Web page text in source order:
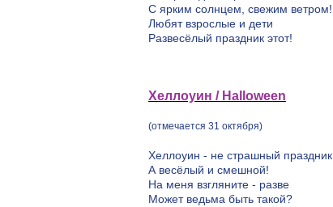
С ярким солнцем, свежим ветром!
Любят взрослые и дети
Развесёлый праздник этот!
Хеллоуин / Halloween
(отмечается 31 октября)
Хеллоуин - не страшный праздник,
А весёлый и смешной!
На меня взгляните - разве
Может ведьма быть такой?